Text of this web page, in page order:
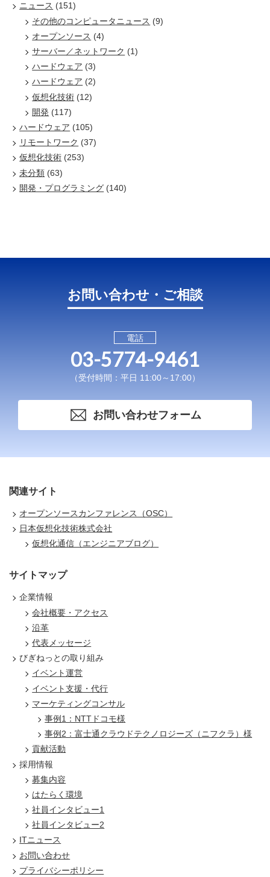
ニュース (151)
その他のコンピュータニュース (9)
オープンソース (4)
サーバー／ネットワーク (1)
ハードウェア (3)
ハードウェア (2)
仮想化技術 (12)
開発 (117)
ハードウェア (105)
リモートワーク (37)
仮想化技術 (253)
未分類 (63)
開発・プログラミング (140)
お問い合わせ・ご相談
電話
03-5774-9461
（受付時間：平日 11:00～17:00）
お問い合わせフォーム
関連サイト
オープンソースカンファレンス（OSC）
日本仮想化技術株式会社
仮想化通信（エンジニアブログ）
サイトマップ
企業情報
会社概要・アクセス
沿革
代表メッセージ
びぎねっとの取り組み
イベント運営
イベント支援・代行
マーケティングコンサル
事例1：NTTドコモ様
事例2：富士通クラウドテクノロジーズ（ニフクラ）様
貢献活動
採用情報
募集内容
はたらく環境
社員インタビュー1
社員インタビュー2
ITニュース
お問い合わせ
プライバシーポリシー